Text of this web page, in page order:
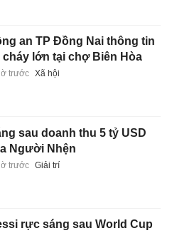
an TP Đồng Nai thông tin
cháy lớn tại chợ Biên Hòa
trước Xã hội
sau doanh thu 5 tỷ USD
Người Nhện
trước Giải trí
rực sáng sau World Cup